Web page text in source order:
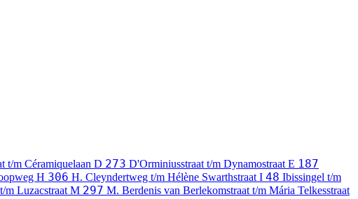
t/m Céramiquelaan D 273 D'Orminiusstraat t/m Dynamostraat E 187
H 306 H. Cleyndertweg t/m Hélène Swarthstraat I 48 Ibissingel t/m
m Luzacstraat M 297 M. Berdenis van Berlekomstraat t/m Mária Telkesstraat